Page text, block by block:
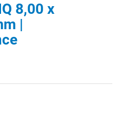
, um dieses Video anzusehen.
8,00 x
|